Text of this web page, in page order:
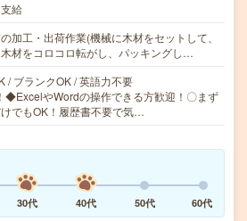
給
加工・出荷作業(機械に木材をセットして、
材をコロコロ転がし、パッキングし…
/ ブランクOK / 英語力不要
やWordの操作できる方歓迎！〇まず
でもOK！履歴書不要で気…
30代 40代 50代 60代